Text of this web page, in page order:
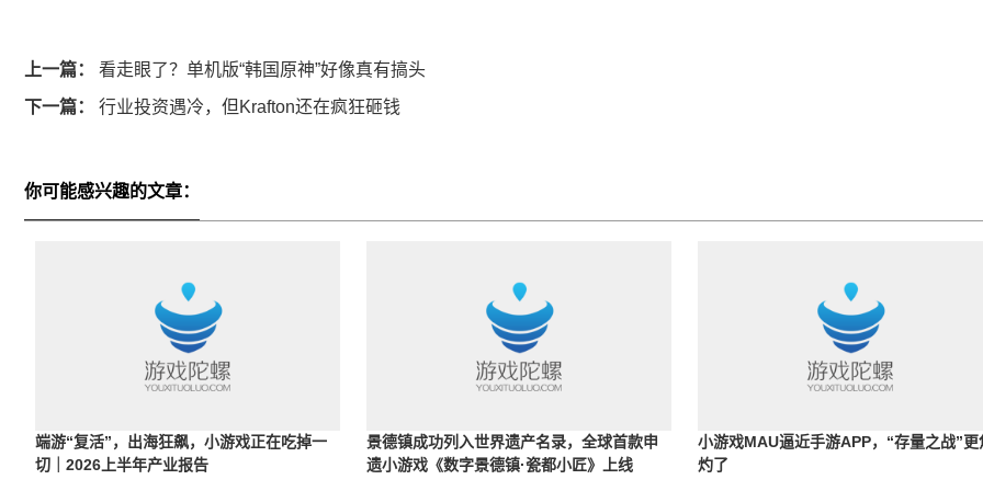
上一篇： 看走眼了？单机版“韩国原神”好像真有搞头
下一篇： 行业投资遇冷，但Krafton还在疯狂砸钱
你可能感兴趣的文章：
端游“复活”，出海狂飙，小游戏正在吃掉一
切｜2026上半年产业报告
景德镇成功列入世界遗产名录，全球首款申
遗小游戏《数字景德镇·瓷都小匠》上线
小游戏MAU逼近手游APP，“存量之战”更
灼了